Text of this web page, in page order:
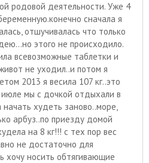
родовой деятельности. Уже 4
сначала я
отшучивалась что только
этого не происходило.
всевозможные таблетки и
не уходил..и потом я
2013 я весила 107 кг..это
мы с дочкой отдыхали в
худеть заново..море,
арбуз..по приезду домой
на 8 кг!!! с тех пор вес
не достаточно для
хочу носить обтягивающие